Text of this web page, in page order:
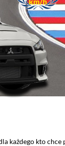
km/h
na prezent dla